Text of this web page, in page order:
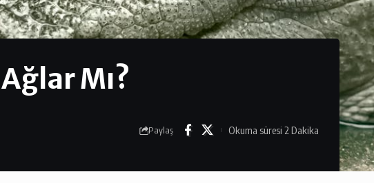
Mı?
Paylaş Okuma süresi 2 Dakika